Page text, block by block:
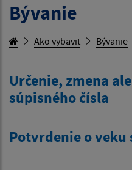
Bývanie
Ako vybaviť Bývanie
Určenie, zmena
súpisného čísla
Potvrdenie o veku